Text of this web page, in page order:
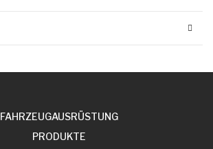
FAHRZEUGAUSRÜSTUNG
PRODUKTE